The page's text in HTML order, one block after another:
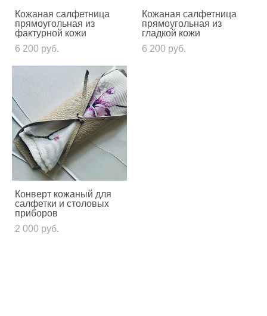
Кожаная салфетница
прямоугольная из
фактурной кожи
6 200 pуб.
Кожаная салфетница
прямоугольная из
гладкой кожи
6 200 pуб.
Конверт кожаный для
салфетки и столовых
приборов
2 000 pуб.